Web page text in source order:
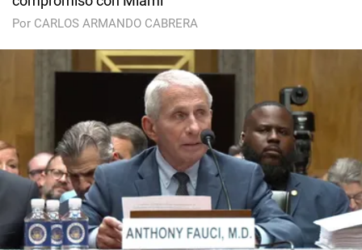
Por CARLOS ARMANDO CABRERA